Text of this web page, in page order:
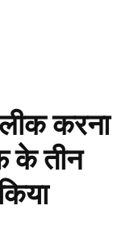
करना
के तीन